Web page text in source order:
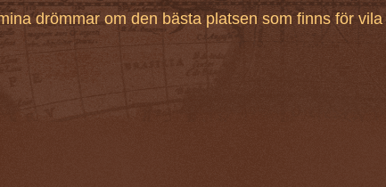
drömmar om den bästa platsen som finns för